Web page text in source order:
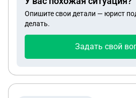
сама разобраться не могу, какой-то
отношении себя. С уважением, Приходько Юлия
Глебовна
Опишите свои детали — юрист
делать.
Задать свой